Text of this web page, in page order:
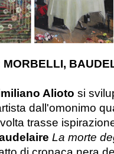
Alioto si
dall'omonimo
trasse
La morte